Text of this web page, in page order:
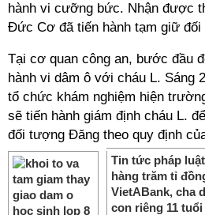
hành vi cưỡng bức. Nhận được
Đức Cơ đã tiến hành tạm giữ
Tại cơ quan công an, bước đầu
hành vi dâm ô với cháu L. Sáng
tổ chức khám nghiệm hiện
sẽ tiến hành giám định cháu L.
đối tượng Đăng theo quy định
Tin tức pháp
hàng trăm tỉ
VietABank, cha
con riêng 11